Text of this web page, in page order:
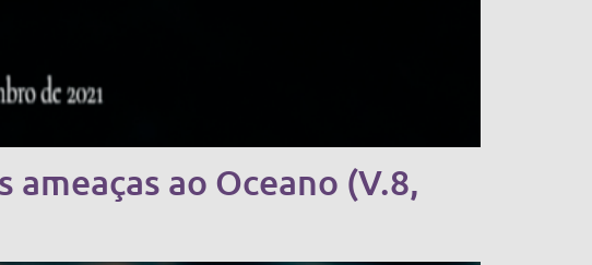
ao Oceano (V.8,